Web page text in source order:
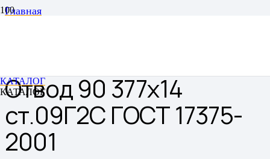
КАТАЛОГ
КАТАЛОГ
Главная
Отвод 90 377х14
ст.09Г2С ГОСТ 17375-
2001